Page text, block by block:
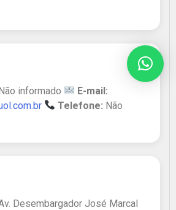
informado
E-mail:
Telefone: Não
Desembargador José Marcal